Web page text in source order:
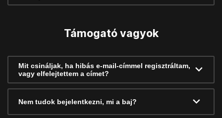
Támogató vagyok
Mit csináljak, ha hibás e-mail-címmel regisztráltam,
vagy elfelejtettem a címet?
Nem tudok bejelentkezni, mi a baj?